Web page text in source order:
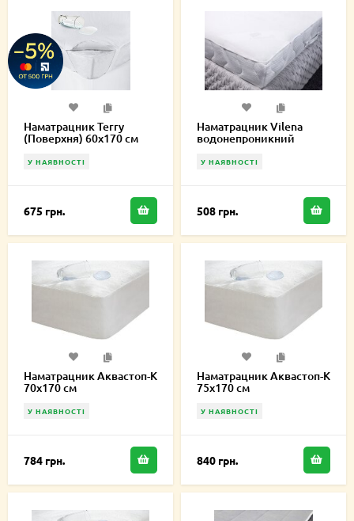
Наматрацник Terry
(Поверхня) 60х170 см
У НАЯВНОСТІ
675 грн.
Наматрацник Vilena
водонепроникний
У НАЯВНОСТІ
508 грн.
Наматрацник Аквастоп-К
70х170 см
У НАЯВНОСТІ
784 грн.
Наматрацник Аквастоп-К
75х170 см
У НАЯВНОСТІ
840 грн.